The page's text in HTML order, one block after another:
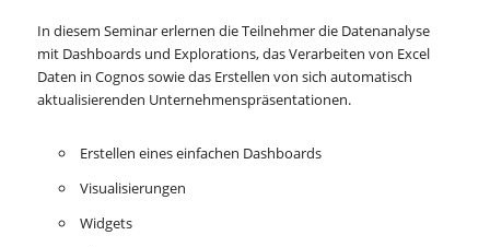
In diesem Seminar erlernen die Teilnehmer die Datenanalyse
mit Dashboards und Explorations, das Verarbeiten von Excel
Daten in Cognos sowie das Erstellen von sich automatisch
aktualisierenden Unternehmenspräsentationen.
Erstellen eines einfachen Dashboards
Visualisierungen
Widgets